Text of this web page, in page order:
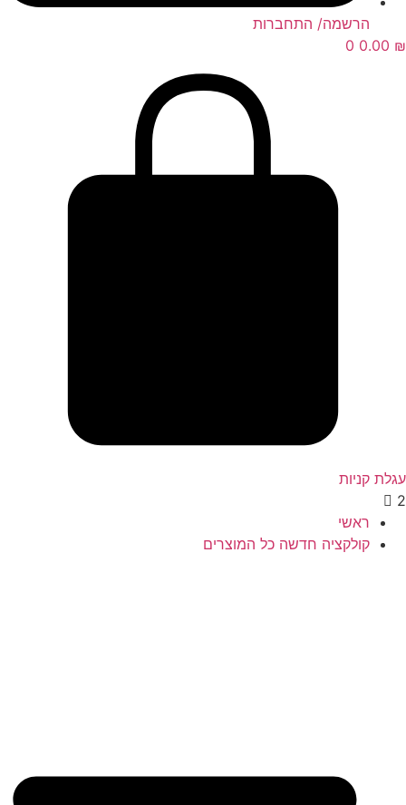
הרשמה/ התחברות
0.00
0
קניות
ראשי
קולקציה חדשה כל המוצרים